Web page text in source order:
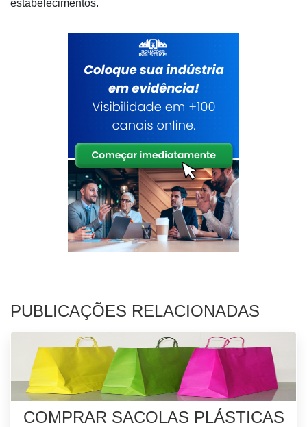
estabelecimentos.
PUBLICAÇÕES RELACIONADAS
COMPRAR SACOLAS PLÁSTICAS